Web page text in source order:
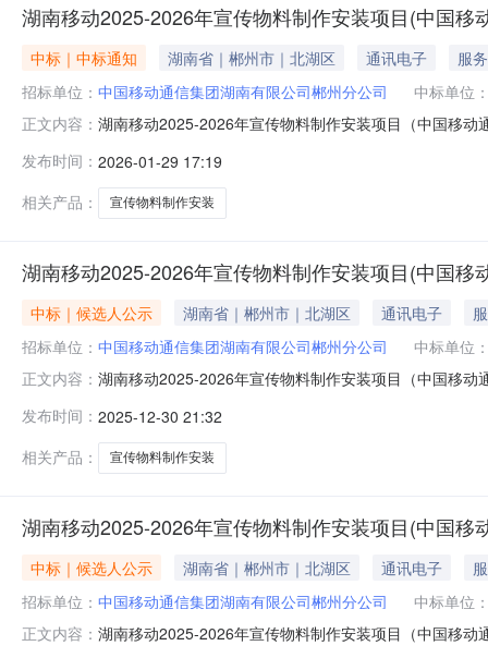
湖南移动2025-2026年宣传物料制作安装项目(中国
中标｜中标通知 湖南省｜郴州市｜北湖区 通讯电子
服务
招标单位： 中国移动通信集团湖南有限公司郴州分公司
中标单位
正文内容： 湖南移动2025-2026年宣传物料制作安装项目（中国移
发布时间： 2026-01-29 17:19
相关产品：
宣传物料制作安装
湖南移动2025-2026年宣传物料制作安装项目(中国
中标｜候选人公示 湖南省｜郴州市｜北湖区 通讯电子
招标单位： 中国移动通信集团湖南有限公司郴州分公司
中标单位
正文内容： 湖南移动2025-2026年宣传物料制作安装项目（中国移
发布时间： 2025-12-30 21:32
相关产品：
宣传物料制作安装
湖南移动2025-2026年宣传物料制作安装项目(中国
中标｜候选人公示 湖南省｜郴州市｜北湖区 通讯电子
招标单位： 中国移动通信集团湖南有限公司郴州分公司
中标单位
正文内容： 湖南移动2025-2026年宣传物料制作安装项目（中国移